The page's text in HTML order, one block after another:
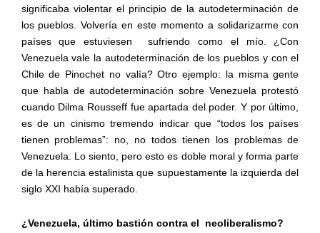
significaba violentar el principio de la autodeterminación de
los pueblos. Volvería en este momento a solidarizarme con
países que estuviesen
sufriendo como el mío. ¿Con
Venezuela vale la autodeterminación de los pueblos y con el
Chile de Pinochet no valía? Otro ejemplo: la misma gente
que habla de autodeterminación sobre Venezuela protestó
cuando Dilma Rousseff fue apartada del poder. Y por último,
es de un cinismo tremendo indicar que “todos los países
tienen problemas”: no, no todos tienen los problemas de
Venezuela. Lo siento, pero esto es doble moral y forma parte
de la herencia estalinista que supuestamente la izquierda del
siglo XXI había superado.
¿Venezuela, último bastión contra el neoliberalismo?